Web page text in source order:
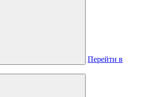
Перейти в